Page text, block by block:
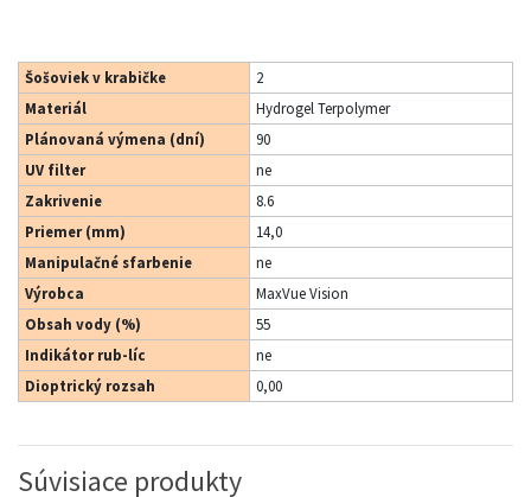
Šošoviek v krabičke
2
Materiál
Hydrogel Terpolymer
Plánovaná výmena (dní)
90
UV filter
ne
Zakrivenie
8.6
Priemer (mm)
14,0
Manipulačné sfarbenie
ne
Výrobca
MaxVue Vision
Obsah vody (%)
55
Indikátor rub-líc
ne
Dioptrický rozsah
0,00
Súvisiace produkty